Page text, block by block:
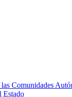
Comunidades
Estado